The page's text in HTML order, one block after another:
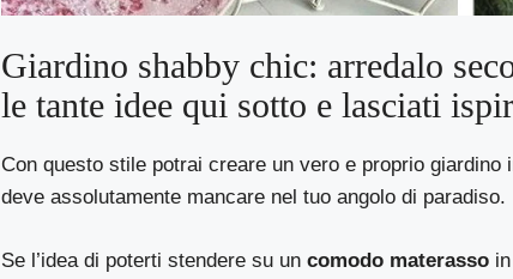
Giardino shabby chic: arredalo
le tante idee qui sotto e lasciati
Con questo stile potrai creare un vero e proprio
deve assolutamente mancare nel tuo angolo di paradiso.
Se l’idea di poterti stendere su uncomodo materasso